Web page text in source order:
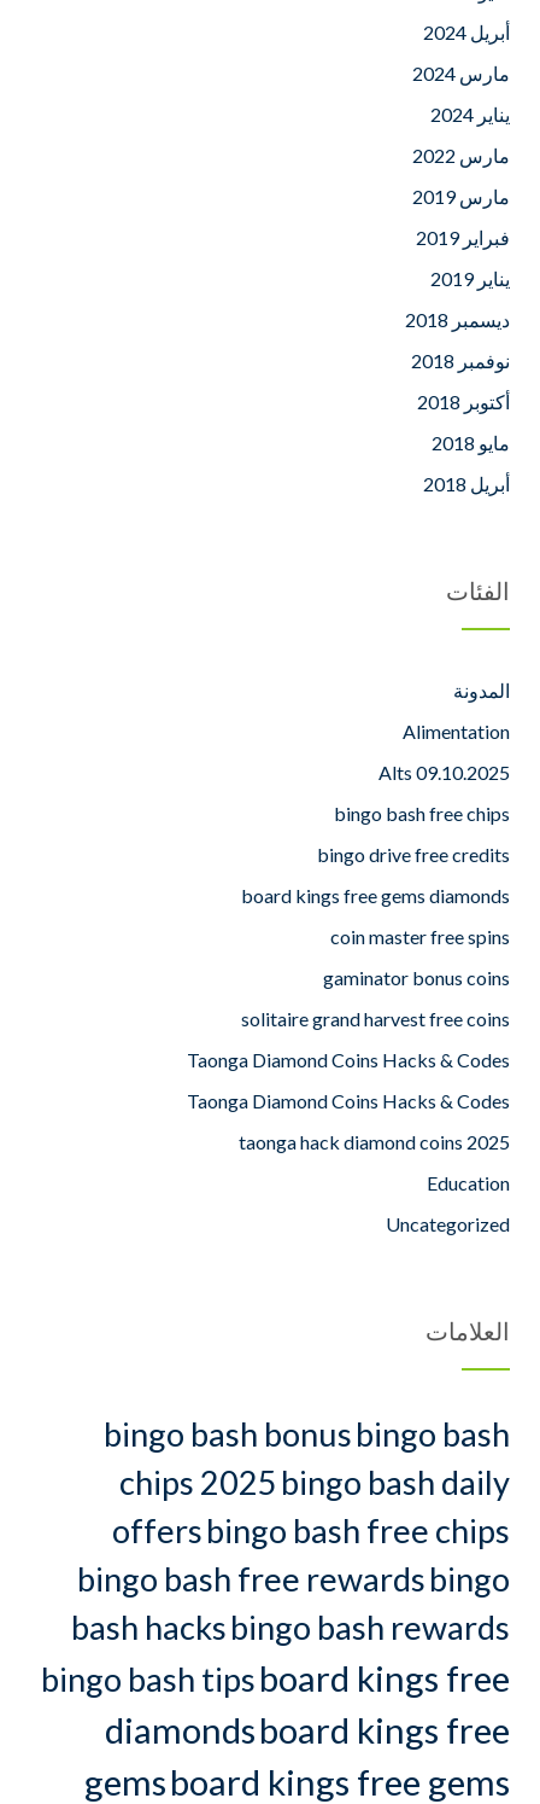
أبريل 2024
مارس 2024
يناير 2024
مارس 2022
مارس 2019
فبراير 2019
يناير 2019
ديسمبر 2018
نوفمبر 2018
أكتوبر 2018
مايو 2018
أبريل 2018
الفئات
المدونة
Alimentation
Alts 09.10.2025
bingo bash free chips
bingo drive free credits
board kings free gems diamonds
coin master free spins
gaminator bonus coins
solitaire grand harvest free coins
Taonga Diamond Coins Hacks & Codes
Taonga Diamond Coins Hacks & Codes
taonga hack diamond coins 2025
Education
Uncategorized
العلامات
bingo bash bonusbingo bash
chips 2025 bingo bash daily
offersbingo bash free chips
bingo bash free rewardsbingo
bash hacksbingo bash rewards
bingo bash tipsboard kings free
diamondsboard kings free
gemsboard kings free gems